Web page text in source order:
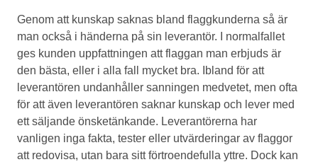
Genom att kunskap saknas bland flaggkunderna så är
man också i händerna på sin leverantör. I normalfallet
ges kunden uppfattningen att flaggan man erbjuds är
den bästa, eller i alla fall mycket bra. Ibland för att
leverantören undanhåller sanningen medvetet, men ofta
för att även leverantören saknar kunskap och lever med
ett säljande önsketänkande. Leverantörerna har
vanligen inga fakta, tester eller utvärderingar av flaggor
att redovisa, utan bara sitt förtroendefulla yttre. Dock kan